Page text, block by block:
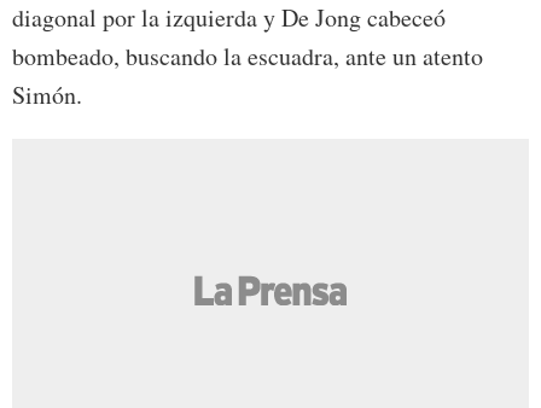
diagonal por la izquierda y De Jong cabeceó
bombeado, buscando la escuadra, ante un atento
Simón.